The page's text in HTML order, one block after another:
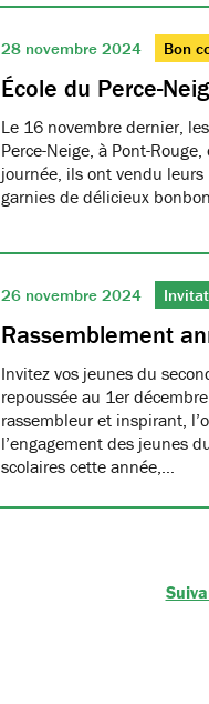
28 novembre 2024 Bon
École du Perce-
Le 16 novembre dernier,
Perce-Neige, à Pont-
journée, ils ont vendu
garnies de délicieux
26 novembre 2024
Rassemblement
Invitez vos jeunes du
repoussée au 1er décembre
rassembleur et inspirant,
l’engagement des jeunes
scolaires cette année,…